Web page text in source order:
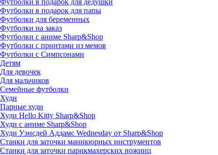
Футболки в подарок для дедушки
Футболки в подарок для папы
Футболки для беременных
Футболки на заказ
Футболки с аниме Sharp&Shop
Футболки с принтами из мемов
Футболки с Симпсонами
Детям
Для девочек
Для мальчиков
Семейные футболки
Худи
Парные худи
Худи Hello Kitty Sharp&Shop
Худи с аниме Sharp&Shop
Худи Уэнсдей Аддамс Wednesday от Sharp&Shop
Станки для заточки маникюрных инструментов
Станки для заточки парикмахерских ножниц